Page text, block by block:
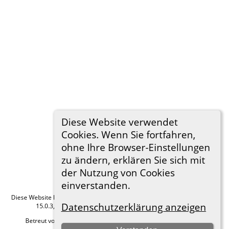
Diese Website verwendet
Cookies. Wenn Sie fortfahren,
ohne Ihre Browser-Einstellungen
zu ändern, erklären Sie sich mit
der Nutzung von Cookies
einverstanden.
Datenschutzerklärung anzeigen
Diese Website läuft mit
15.0.3, programmiert von Darrin Lythgoe © 2001-2026.
Betreut von